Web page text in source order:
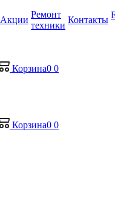
Акции
Ремонт
техники
Контакты
Корзина0 0
Корзина0 0